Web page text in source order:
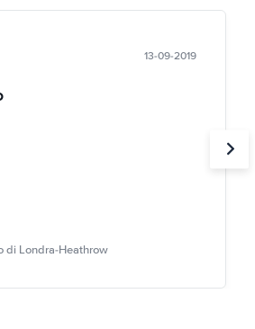
13-09-2019
di Londra-Heathrow